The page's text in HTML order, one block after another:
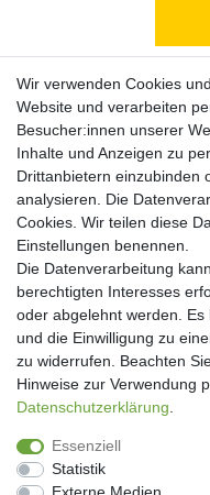
Newsletter
Hiermit bestätige ich, dass ich
Wir verwenden Cookies
Website und verarbeiten
Besucher:innen unserer
Inhalte und Anzeigen zu
Drittanbietern einzubinden
analysieren. Die
Cookies. Wir teilen diese
Einstellungen benennen.
Die Datenverarbeitung
berechtigten Interesses
oder abgelehnt werden.
und die Einwilligung zu
zu widerrufen. Beachten
Hinweise zur Verwendung
Daten­schutz­erklärung
Essenziell
Statistik